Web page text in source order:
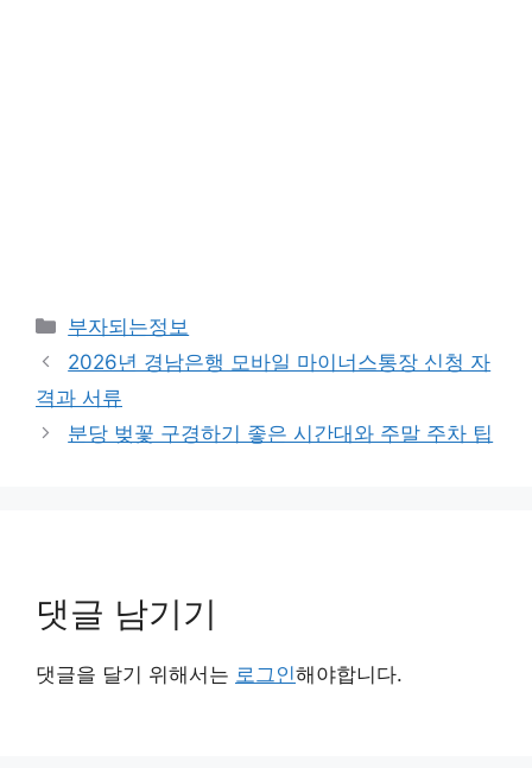
카
테
리
부자되는정보
2026년 경남은행 모바일 마이너스통장 신청 자
격과 서류
분당 벚꽃 구경하기 좋은 시간대와 주말 주차 팁
댓글 남기기
댓글을 달기 위해서는 로그인해야합니다.